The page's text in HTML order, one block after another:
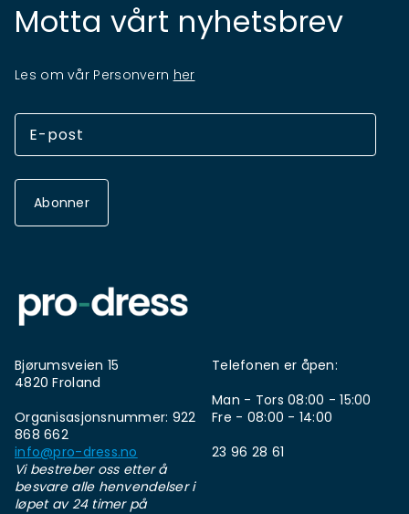
Motta vårt nyhetsbrev
Les om vår Personvern her
Abonner
Bjørumsveien 15
4820 Froland
Organisasjonsnummer: 922
868 662
info@pro-dress.no
Vi bestreber oss etter å
besvare alle henvendelser i
løpet av 24 timer på
Telefonen er åpen:
Man - Tors 08:00 - 15:00
Fre - 08:00 - 14:00
23 96 28 61